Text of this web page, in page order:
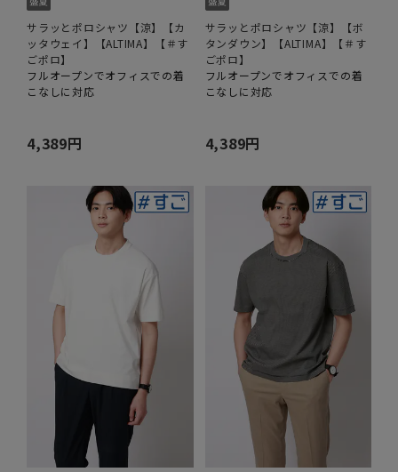
サラッとポロシャツ【涼】【カ
ッタウェイ】【ALTIMA】【＃す
ごポロ】
フルオープンでオフィスでの着
こなしに対応
4,389円
サラッとポロシャツ【涼】【ボ
タンダウン】【ALTIMA】【＃す
ごポロ】
フルオープンでオフィスでの着
こなしに対応
4,389円